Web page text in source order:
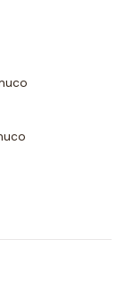
Temuco
Temuco